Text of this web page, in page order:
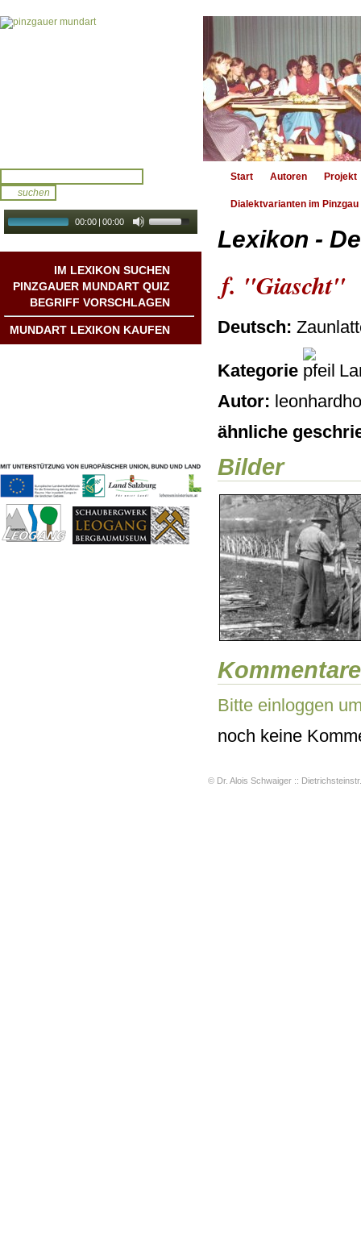
00:00 | 00:00
IM LEXIKON SUCHEN
PINZGAUER MUNDART QUIZ
BEGRIFF VORSCHLAGEN
MUNDART LEXIKON KAUFEN
Start Autoren Projekt
Dialektvarianten im Pinzgau
Lexikon -
f. "Giascht"
Deutsch:
Kategorie
Autor:
ähnliche
Bilder
Kommentare
Bitte einloggen
noch keine
© Dr. Alois Schwaiger ::